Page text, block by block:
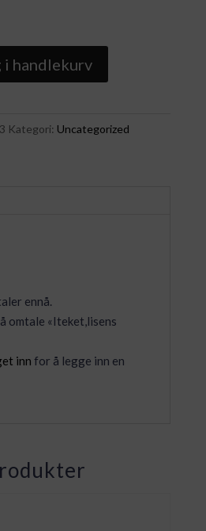
i handlekurv
Kategori: Uncategorized
ennå.
omtale «Iteket,lisens
inn for å legge inn en